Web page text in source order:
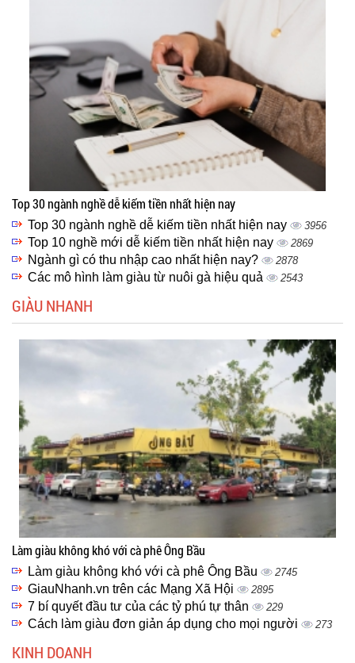
Top 30 ngành nghề dễ kiếm tiền nhất hiện nay
Top 30 ngành nghề dễ kiếm tiền nhất hiện nay 3956
Top 10 nghề mới dễ kiếm tiền nhất hiện nay 2869
Ngành gì có thu nhập cao nhất hiện nay? 2878
Các mô hình làm giàu từ nuôi gà hiệu quả 2543
GIÀU NHANH
Làm giàu không khó với cà phê Ông Bầu
Làm giàu không khó với cà phê Ông Bầu 2745
GiauNhanh.vn trên các Mạng Xã Hội 2895
7 bí quyết đầu tư của các tỷ phú tự thân 229
Cách làm giàu đơn giản áp dụng cho mọi người 273
KINH DOANH